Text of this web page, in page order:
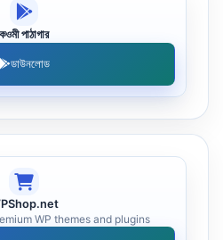
কওমী পাঠাগার
ডাউনলোড
WP themes and plugins